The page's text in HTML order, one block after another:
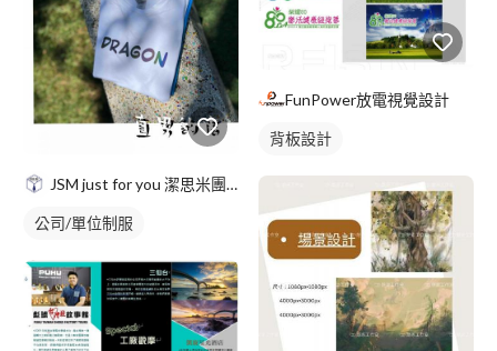
JSM just for you 潔思米團服
公司/單位制服
FunPower放電視覺設計
背板設計